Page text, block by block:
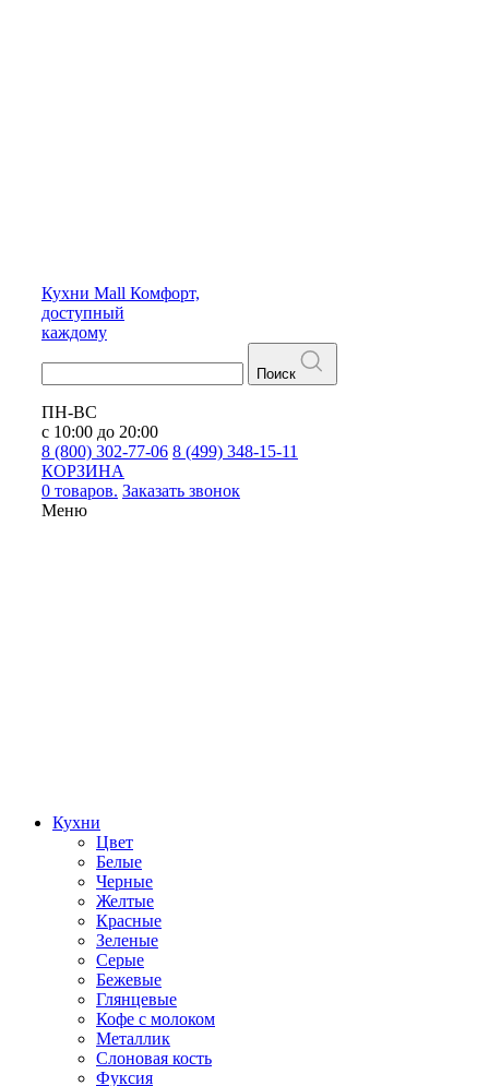
Кухни Mall Комфорт,
доступный
каждому
Поиск
ПН-ВС
с 10:00 до 20:00
8 (800) 302-77-06 8 (499) 348-15-11
КОРЗИНА
0 товаров. Заказать звонок
Меню
Кухни
Цвет
Белые
Черные
Желтые
Красные
Зеленые
Серые
Бежевые
Глянцевые
Кофе с молоком
Металлик
Слоновая кость
Фуксия